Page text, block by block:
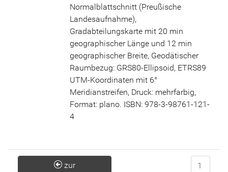
Normalblattschnitt (Preußische
Landesaufnahme),
Gradabteilungskarte mit 20 min
geographischer Länge und 12 min
geographischer Breite, Geodätischer
Raumbezug: GRS80-Ellipsoid, ETRS89
UTM-Koordinaten mit 6°
Meridianstreifen, Druck: mehrfarbig,
Format: plano. ISBN: 978-3-98761-121-
4
zur
Anzahl